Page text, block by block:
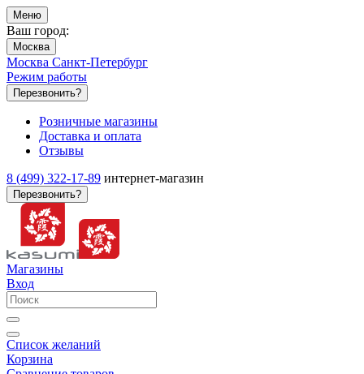
Меню
Ваш город:
Москва
Москва Санкт-Петербург
Режим работы
Перезвонить?
Розничные магазины
Доставка и оплата
Отзывы
8 (499) 322-17-89 интернет-магазин
Перезвонить?
Магазины
Вход
Список желаний
Корзина